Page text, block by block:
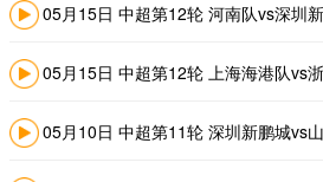
05月15日 中超第12轮 河南队vs深圳
05月15日 中超第12轮 上海海港队vs
05月10日 中超第11轮 深圳新鹏城vs